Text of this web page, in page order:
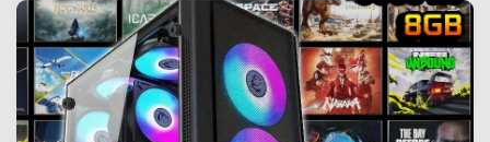
Ingresar
Contacto
(218)
MULTIFUNCIONALES (114)
IMPRESORA DE AMPLIO FORMATO (PLOTTER) (24)